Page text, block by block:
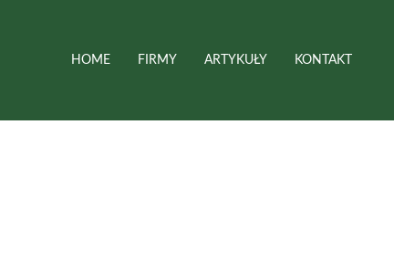
HOME FIRMY ARTYKUŁY KONTAKT